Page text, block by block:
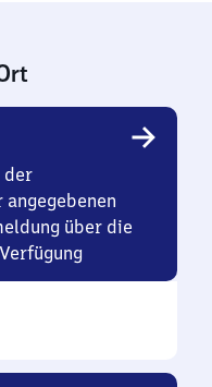
der
über die